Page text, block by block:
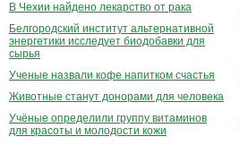
В Чехии найдено лекарство от рака
Белгородский институт альтернативной
энергетики исследует биодобавки для
сырья
Ученые назвали кофе напитком счастья
Животные станут донорами для человека
Учёные определили группу витаминов
для красоты и молодости кожи